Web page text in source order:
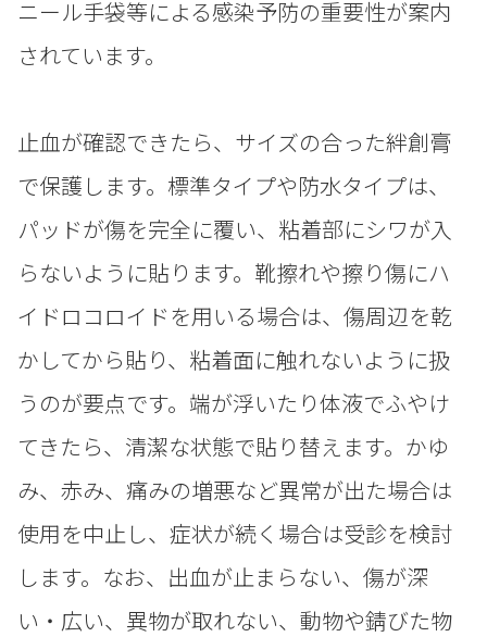
ニール手袋等による感染予防の重要性が案内
されています。
止血が確認できたら、サイズの合った絆創膏
で保護します。標準タイプや防水タイプは、
パッドが傷を完全に覆い、粘着部にシワが入
らないように貼ります。靴擦れや擦り傷にハ
イドロコロイドを用いる場合は、傷周辺を乾
かしてから貼り、粘着面に触れないように扱
うのが要点です。端が浮いたり体液でふやけ
てきたら、清潔な状態で貼り替えます。かゆ
み、赤み、痛みの増悪など異常が出た場合は
使用を中止し、症状が続く場合は受診を検討
します。なお、出血が止まらない、傷が深
い・広い、異物が取れない、動物や錆びた物